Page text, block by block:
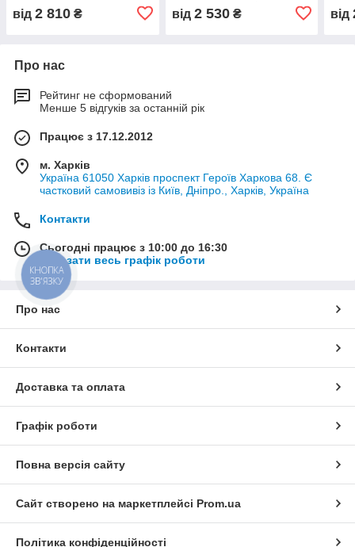
від 2 810 ₴ від 2 530₴ від
Про нас
Рейтинг не сформований
Менше 5 відгуків за останній рік
Працює з 17.12.2012
м. Харків
Україна 61050 Харків проспект Героїв Харкова 68. Є
частковий самовивіз із Київ, Дніпро., Харків, Україна
Контакти
Сьогодні працює з 10:00 до 16:30
Показати весь графік роботи
Про нас
Контакти
Доставка та оплата
Графік роботи
Повна версія сайту
Сайт створено на маркетплейсі Prom.ua
Політика конфіденційності
КНОПКА
ЗВ'ЯЗКУ